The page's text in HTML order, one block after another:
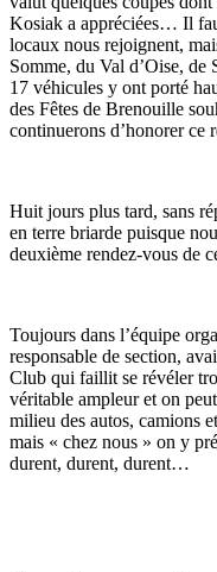
Kosiak a appréciées… Il
locaux nous rejoignent,
Somme, du Val d’Oise,
17 véhicules y ont porté
des Fêtes de Brenouille
continuerons d’honorer ce
Huit jours plus tard, sans
en terre briarde puisque
deuxième rendez-vous de
Toujours dans l’équipe
responsable de section,
Club qui faillit se révéler
véritable ampleur et on
milieu des autos, camions
mais « chez nous » on y
durent, durent, durent…